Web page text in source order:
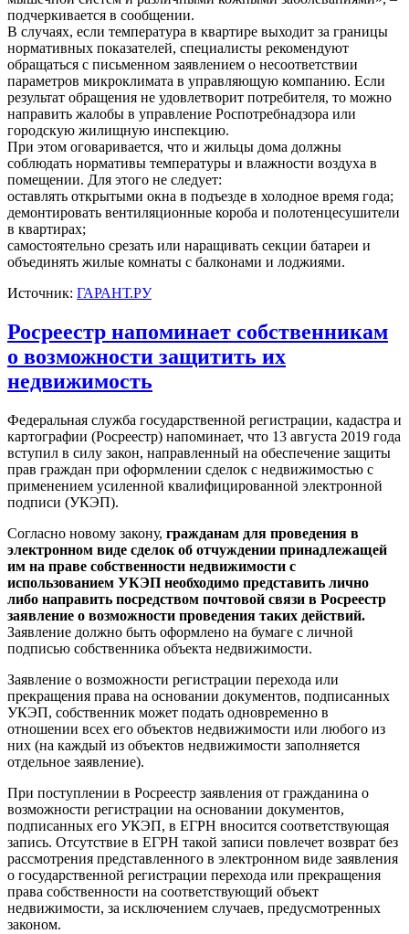
подчеркивается в сообщении.
В случаях, если температура в квартире выходит за границы
нормативных показателей, специалисты рекомендуют
обращаться с письменном заявлением о несоответствии
параметров микроклимата в управляющую компанию. Если
результат обращения не удовлетворит потребителя, то можно
направить жалобы в управление Роспотребнадзора или
городскую жилищную инспекцию.
При этом оговаривается, что и жильцы дома должны
соблюдать нормативы температуры и влажности воздуха в
помещении. Для этого не следует:
оставлять открытыми окна в подъезде в холодное время года;
демонтировать вентиляционные короба и полотенцесушители
в квартирах;
самостоятельно срезать или наращивать секции батареи и
объединять жилые комнаты с балконами и лоджиями.
Источник: ГАРАНТ.РУ
Росреестр напоминает собственникам
о возможности защитить их
недвижимость
Федеральная служба государственной регистрации, кадастра и
картографии (Росреестр) напоминает, что 13 августа 2019 года
вступил в силу закон, направленный на обеспечение защиты
прав граждан при оформлении сделок с недвижимостью с
применением усиленной квалифицированной электронной
подписи (УКЭП).
Согласно новому закону, гражданам для проведения в
электронном виде сделок об отчуждении принадлежащей
им на праве собственности недвижимости с
использованием УКЭП необходимо представить лично
либо направить посредством почтовой связи в Росреестр
заявление о возможности проведения таких действий.
Заявление должно быть оформлено на бумаге с личной
подписью собственника объекта недвижимости.
Заявление о возможности регистрации перехода или
прекращения права на основании документов, подписанных
УКЭП, собственник может подать одновременно в
отношении всех его объектов недвижимости или любого из
них (на каждый из объектов недвижимости заполняется
отдельное заявление).
При поступлении в Росреестр заявления от гражданина о
возможности регистрации на основании документов,
подписанных его УКЭП, в ЕГРН вносится соответствующая
запись. Отсутствие в ЕГРН такой записи повлечет возврат без
рассмотрения представленного в электронном виде заявления
о государственной регистрации перехода или прекращения
права собственности на соответствующий объект
недвижимости, за исключением случаев, предусмотренных
законом.